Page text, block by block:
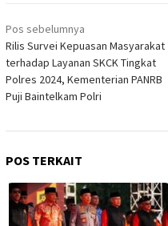
Navigasi
pos
Pos sebelumnya
Rilis Survei Kepuasan Masyarakat
terhadap Layanan SKCK Tingkat
Polres 2024, Kementerian PANRB
Puji Baintelkam Polri
POS TERKAIT